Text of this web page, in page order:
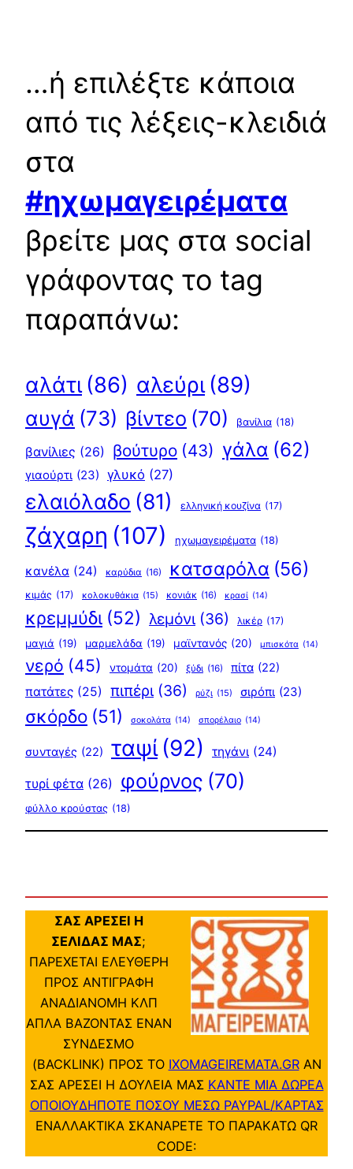
…ή επιλέξτε κάποια
από τις λέξεις-κλειδιά
στα
#ηχωμαγειρέματα
βρείτε μας στα social
γράφοντας το tag
παραπάνω:
αλάτι (86) αλεύρι (89)
αυγά (73) βίντεο (70) βανίλια (18)
βανίλιες (26) βούτυρο (43) γάλα (62)
γιαούρτι (23) γλυκό (27)
ελαιόλαδο (81) ελληνική κουζίνα (17)
ζάχαρη (107) ηχωμαγειρέματα (18)
κανέλα (24) καρύδια (16) κατσαρόλα (56)
κιμάς (17) κολοκυθάκια (15) κονιάκ (16) κρασί (14)
κρεμμύδι (52) λεμόνι (36) λικέρ (17)
μαγιά (19) μαρμελάδα (19) μαϊντανός (20) μπισκότα (14)
νερό (45) ντομάτα (20) ξύδι (16) πίτα (22)
πατάτες (25) πιπέρι (36) ρύζι (15) σιρόπι (23)
σκόρδο (51) σοκολάτα (14) σπορέλαιο (14)
συνταγές (22) ταψί (92) τηγάνι (24)
τυρί φέτα (26) φούρνος (70)
φύλλο κρούστας (18)
ΣΑΣ ΑΡΕΣΕΙ Η
ΣΕΛΙΔΑΣ ΜΑΣ;
ΠΑΡΕΧΕΤΑΙ ΕΛΕΥΘΕΡΗ
ΠΡΟΣ ΑΝΤΙΓΡΑΦΗ
ΑΝΑΔΙΑΝΟΜΗ ΚΛΠ
ΑΠΛΑ ΒΑΖΟΝΤΑΣ ΕΝΑΝ
ΣΥΝΔΕΣΜΟ
(BACKLINK) ΠΡΟΣ ΤΟ IXOMAGEIREMATA.GRΑΝ
ΣΑΣ ΑΡΕΣΕΙ Η ΔΟΥΛΕΙΑ ΜΑΣ ΚΑΝΤΕ ΜΙΑ ΔΩΡΕΑ
ΟΠΟΙΟΥΔΗΠΟΤΕ ΠΟΣΟΥ ΜΕΣΩ PAYPAL/ΚΑΡΤΑΣ
ΕΝΑΛΛΑΚΤΙΚΑ ΣΚΑΝΑΡΕΤΕ ΤΟ ΠΑΡΑΚΑΤΩ QR
CODE: